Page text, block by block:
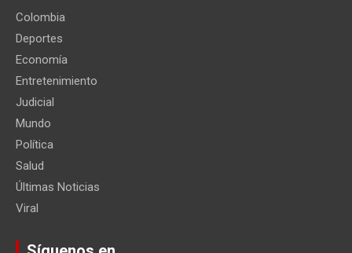
Colombia
Deportes
Economía
Entretenimiento
Judicial
Mundo
Política
Salud
Últimas Noticias
Viral